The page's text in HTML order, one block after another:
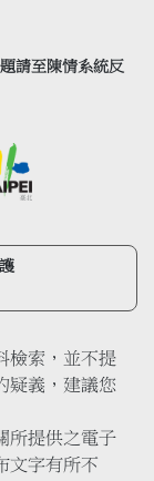
請至陳情系統反
檢索，並不提
疑義，建議您
所提供之電子
文字有所不